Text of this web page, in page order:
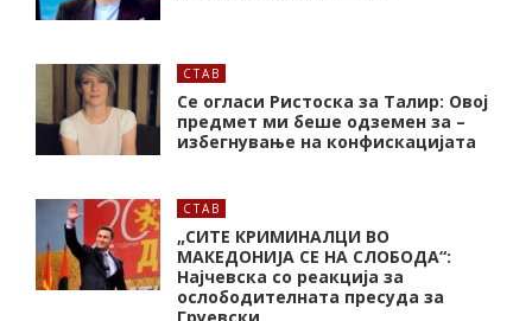
СТАВ
Се огласи Ристоска за Талир: Овој
предмет ми беше одземен за –
избегнување на конфискацијата
СТАВ
„СИТЕ КРИМИНАЛЦИ ВО
МАКЕДОНИЈА СЕ НА СЛОБОДА“:
Најчевска со реакција за
ослободителната пресуда за